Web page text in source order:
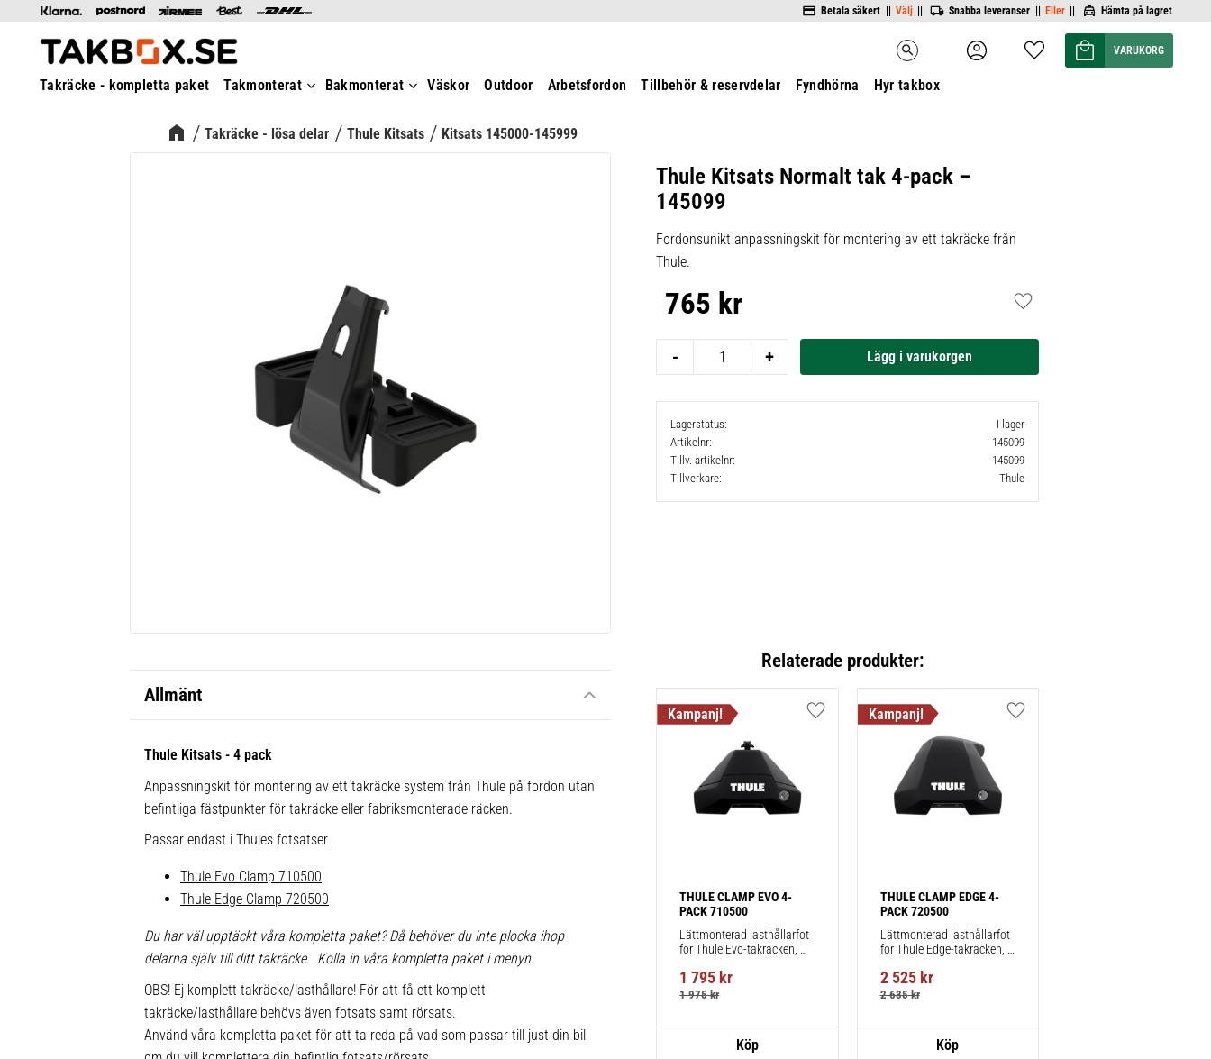
Betala säkert || Välj || Snabba leveranser || Eller || Hämta på lagret
search Favoriter
Kundvagn
Takräcke - kompletta paket Takmonterat Bakmonterat Väskor Outdoor Arbetsfordon Tillbehör & reservdelar Fyndhörna Hyr takbox
Takräcke - lösa delar Thule Kitsats Kitsats 145000-145999
Thule Kitsats Normalt tak 4-pack –
145099
Fordonsunikt anpassningskit för montering av ett takräcke från
Thule.
765 kr
+
-
Lägg till i favoriter
Lagerstatus
I lager
Artikelnr
145099
Tillv. artikelnr
145099
Tillverkare
Thule
Allmänt
Thule Kitsats - 4 pack
Anpassningskit för montering av ett takräcke system från Thule på fordon utan
befintliga fästpunkter för takräcke eller fabriksmonterade räcken.
Passar endast i Thules fotsatser
Thule Evo Clamp 710500
Thule Edge Clamp 720500
Du har väl upptäckt våra kompletta paket? Då behöver du inte plocka ihop
delarna själv till ditt takräcke. Kolla in våra kompletta paket i menyn.
OBS! Ej komplett takräcke/lasthållare! För att få ett komplett
takräcke/lasthållare behövs även fotsats samt rörsats.
Använd våra kompletta paket för att ta reda på vad som passar till just din bil
Relaterade produkter:
THULE CLAMP EVO 4-
PACK 710500
Lättmonterad lasthållarfot
för Thule Evo-takräcken,
fästpunkter för takräcke
eller fabriksmonterade
1 795 kr
1 975kr
Lägg till i favoriter
THULE CLAMP EDGE 4-
PACK 720500
Lättmonterad lasthållarfot
för Thule Edge-takräcken,
fästpunkter för takräcke
eller fabriksmonterade
2 525kr
2 635kr
Lägg till i favoriter